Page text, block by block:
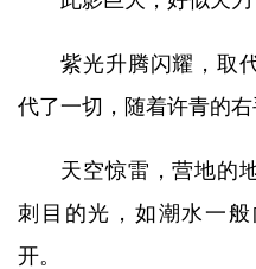
紫光升腾闪耀，取
代了一切，随着许青的
天空惊雷，营地的
刺目的光，如潮水一
开。